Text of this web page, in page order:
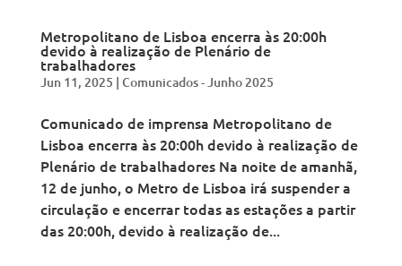
Metropolitano de Lisboa encerra às 20:00h
devido à realização de Plenário de
trabalhadores
Jun 11, 2025 | Comunicados - Junho 2025
Comunicado de imprensa Metropolitano de
Lisboa encerra às 20:00h devido à realização de
Plenário de trabalhadores Na noite de amanhã,
12 de junho, o Metro de Lisboa irá suspender a
circulação e encerrar todas as estações a partir
das 20:00h, devido à realização de...